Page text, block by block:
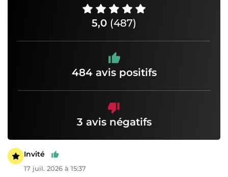
5,0 (487)
484 avis positifs
3 avis négatifs
Invité
17 juil. 2026 à 15:37